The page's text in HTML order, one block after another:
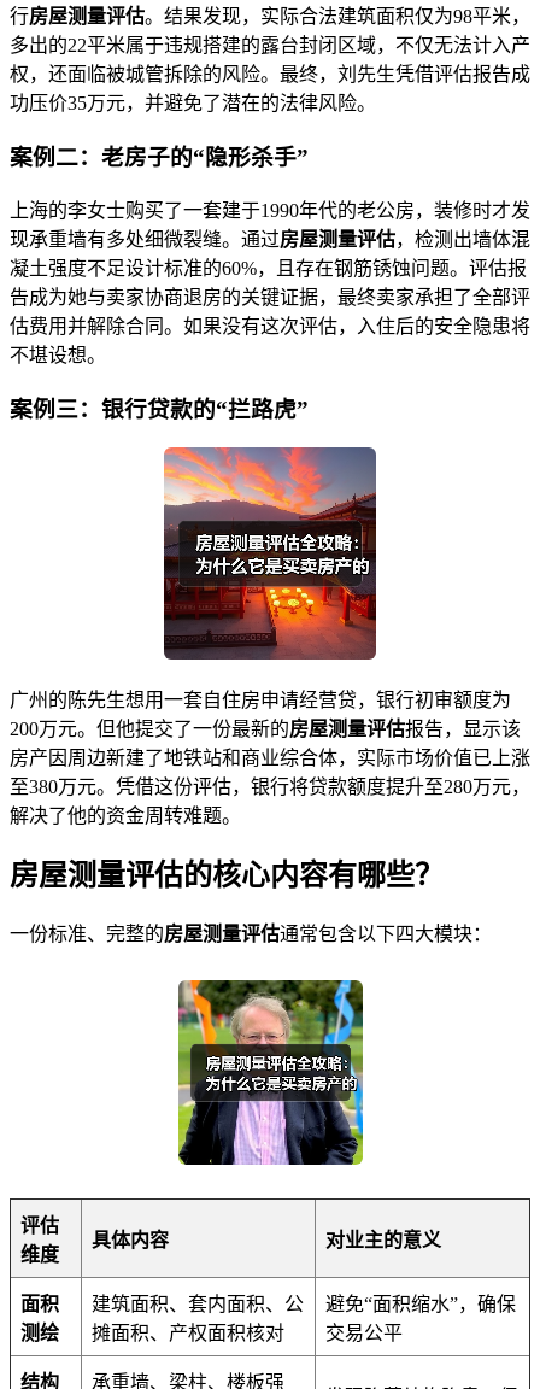
行房屋测量评估。结果发现，实际合法建筑面积仅为98平米，
多出的22平米属于违规搭建的露台封闭区域，不仅无法计入产
权，还面临被城管拆除的风险。最终，刘先生凭借评估报告成
功压价35万元，并避免了潜在的法律风险。
案例二：老房子的“隐形杀手”
上海的李女士购买了一套建于1990年代的老公房，装修时才发
现承重墙有多处细微裂缝。通过房屋测量评估，检测出墙体混
凝土强度不足设计标准的60%，且存在钢筋锈蚀问题。评估报
告成为她与卖家协商退房的关键证据，最终卖家承担了全部评
估费用并解除合同。如果没有这次评估，入住后的安全隐患将
不堪设想。
案例三：银行贷款的“拦路虎”
广州的陈先生想用一套自住房申请经营贷，银行初审额度为
200万元。但他提交了一份最新的房屋测量评估报告，显示该
房产因周边新建了地铁站和商业综合体，实际市场价值已上涨
至380万元。凭借这份评估，银行将贷款额度提升至280万元，
解决了他的资金周转难题。
房屋测量评估的核心内容有哪些？
一份标准、完整的房屋测量评估通常包含以下四大模块：
评估
维度
具体内容 对业主的意义
面积
测绘
建筑面积、套内面积、公
摊面积、产权面积核对
避免“面积缩水”，确保
交易公平
结构 承重墙、梁柱、楼板强